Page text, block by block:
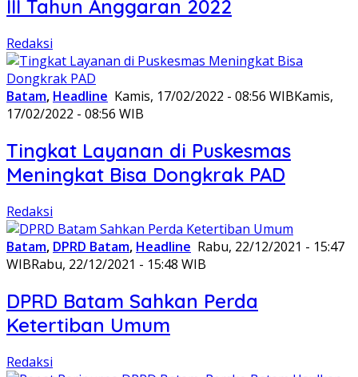
III Tahun Anggaran 2022
Redaksi
Batam, Headline Kamis, 17/02/2022 - 08:56 WIBKamis,
17/02/2022 - 08:56 WIB
Tingkat Layanan di Puskesmas
Meningkat Bisa Dongkrak PAD
Redaksi
Batam, DPRD Batam, Headline Rabu, 22/12/2021 - 15:47
WIBRabu, 22/12/2021 - 15:48 WIB
DPRD Batam Sahkan Perda
Ketertiban Umum
Redaksi